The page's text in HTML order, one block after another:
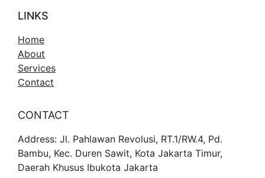
LINKS
Home
About
Services
Contact
CONTACT
Address: Jl. Pahlawan Revolusi, RT.1/RW.4, Pd.
Bambu, Kec. Duren Sawit, Kota Jakarta Timur,
Daerah Khusus Ibukota Jakarta